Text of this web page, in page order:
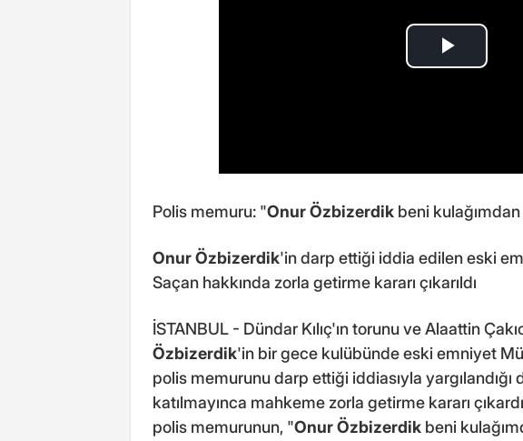
Polis memuru: "Onur Özbizerdik beni kulağımdan
Onur Özbizerdik'in darp ettiği iddia edilen eski
Saçan hakkında zorla getirme kararı çıkarıldı
İSTANBUL - Dündar Kılıç'ın torunu ve Alaattin
Özbizerdik'in bir gece kulübünde eski emniyet
polis memurunu darp ettiği iddiasıyla
katılmayınca mahkeme zorla getirme kararı
polis memurunun, "Onur Özbizerdik beni